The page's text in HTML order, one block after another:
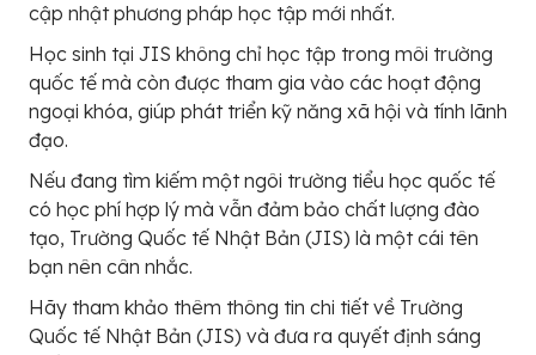
cập nhật phương pháp học tập mới nhất.
Học sinh tại JIS không chỉ học tập trong môi trường
quốc tế mà còn được tham gia vào các hoạt động
ngoại khóa, giúp phát triển kỹ năng xã hội và tính lãnh
đạo.
Nếu đang tìm kiếm một ngôi trường tiểu học quốc tế
có học phí hợp lý mà vẫn đảm bảo chất lượng đào
tạo, Trường Quốc tế Nhật Bản (JIS) là một cái tên
bạn nên cân nhắc.
Hãy tham khảo thêm thông tin chi tiết về Trường
Quốc tế Nhật Bản (JIS) và đưa ra quyết định sáng